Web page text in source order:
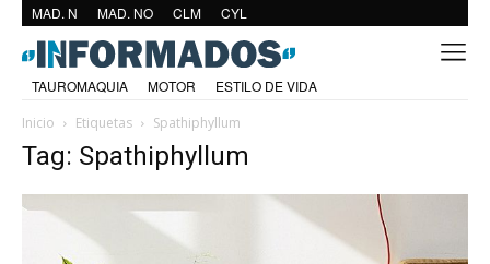
MAD. N MAD. NO CLM CYL
TAUROMAQUIA MOTOR
ESTILO DE VIDA
Inicio
Etiquetas Spathiphyllum
Tag: Spathiphyllum